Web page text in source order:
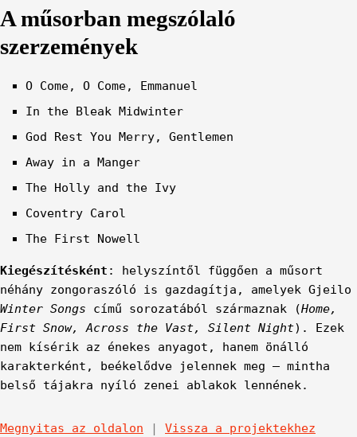
A műsorban megszólaló
szerzemények
O Come, O Come, Emmanuel
In the Bleak Midwinter
God Rest You Merry, Gentlemen
Away in a Manger
The Holly and the Ivy
Coventry Carol
The First Nowell
Kiegészítésként : helyszíntől függően a műsort
néhány zongoraszóló is gazdagítja, amelyek Gjeilo
Winter Songs című sorozatából származnak (Home,
First Snow, Across the Vast, Silent Night). Ezek
nem kísérik az énekes anyagot, hanem önálló
karakterként, beékelődve jelennek meg – mintha
belső tájakra nyíló zenei ablakok lennének.
Megnyitas az oldalon | Vissza a projektekhez